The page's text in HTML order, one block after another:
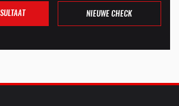
NIEUWE CHECK